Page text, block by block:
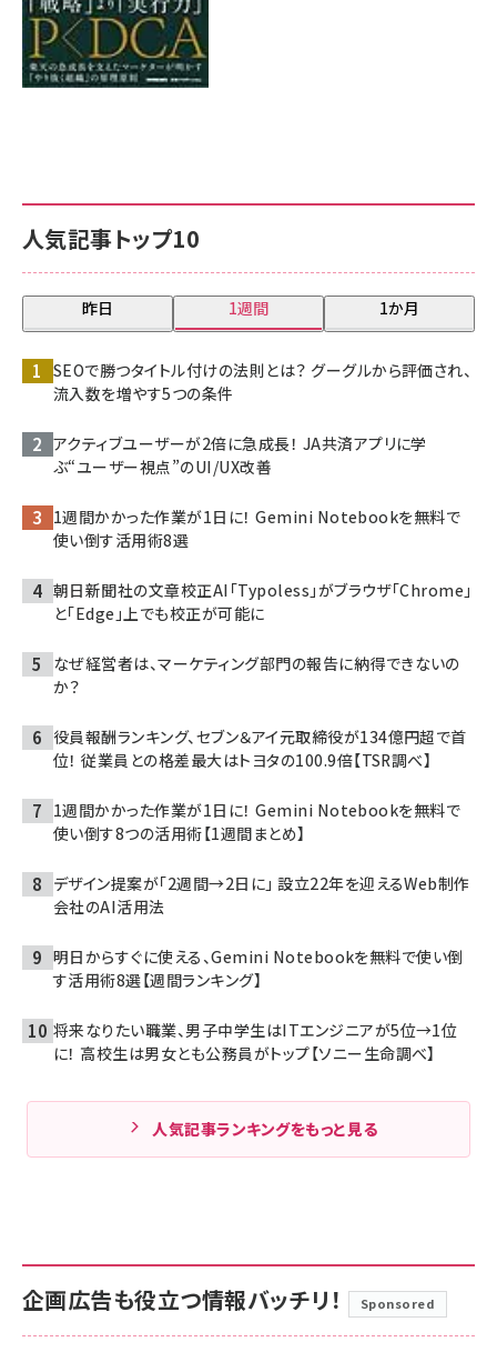
人気記事トップ10
昨日 1週間 1か月
SEOで勝つタイトル付けの法則とは？ グーグルから評価され、
流入数を増やす5つの条件
アクティブユーザーが2倍に急成長！ JA共済アプリに学
ぶ“ユーザー視点”のUI/UX改善
1週間かかった作業が1日に！ Gemini Notebookを無料で
使い倒す活用術8選
朝日新聞社の文章校正AI「Typoless」がブラウザ「Chrome」
と「Edge」上でも校正が可能に
なぜ経営者は、マーケティング部門の報告に納得できないの
か？
役員報酬ランキング、セブン＆アイ元取締役が134億円超で首
位！ 従業員との格差最大はトヨタの100.9倍【TSR調べ】
1週間かかった作業が1日に！ Gemini Notebookを無料で
使い倒す8つの活用術【1週間まとめ】
デザイン提案が「2週間→2日に」 設立22年を迎えるWeb制作
会社のAI活用法
明日からすぐに使える、Gemini Notebookを無料で使い倒
す活用術8選【週間ランキング】
将来なりたい職業、男子中学生はITエンジニアが5位→1位
に！ 高校生は男女とも公務員がトップ【ソニー生命調べ】
人気記事ランキングをもっと見る
企画広告も役立つ情報バッチリ！ Sponsored